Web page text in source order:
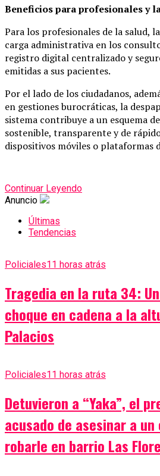
Beneficios para profesionales y
Para los profesionales de la salud,
carga administrativa en los
registro digital centralizado y
emitidas a sus pacientes.
Por el lado de los ciudadanos,
en gestiones burocráticas, la
sistema contribuye a un esquema
sostenible, transparente y de
dispositivos móviles o plataformas
Continuar Leyendo
Anuncio
Últimas
Tendencias
Policiales11 horas atrás
Tragedia en la ruta 34:
choque en cadena a la
Palacios
Policiales11 horas atrás
Detuvieron a “Yaka”, el
acusado de asesinar a
robarle en barrio Las